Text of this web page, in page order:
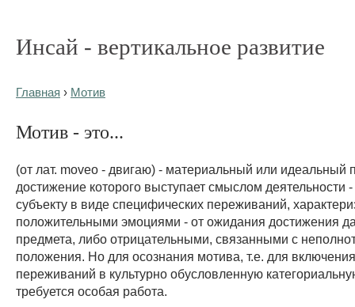
Инсай - вертикальное развитие
Главная › Мотив
Мотив - это...
(от лат. moveo - двигаю) - материальный или идеальный
достижение которого выступает смыслом деятельности
субъекту в виде специфических переживаний,
положительными эмоциями - от ожидания достижения
предмета, либо отрицательными, связанными с
положения. Но для осознания мотива, т.е. для
переживаний в культурно обусловленную
требуется особая работа.